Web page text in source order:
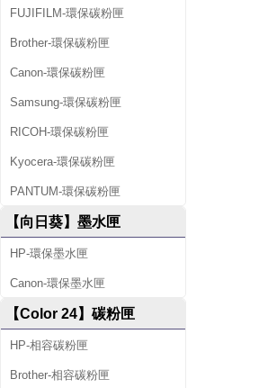
FUJIFILM-環保碳粉匣
Brother-環保碳粉匣
Canon-環保碳粉匣
Samsung-環保碳粉匣
RICOH-環保碳粉匣
Kyocera-環保碳粉匣
PANTUM-環保碳粉匣
【向日葵】墨水匣
HP-環保墨水匣
Canon-環保墨水匣
【Color 24】碳粉匣
HP-相容碳粉匣
Brother-相容碳粉匣